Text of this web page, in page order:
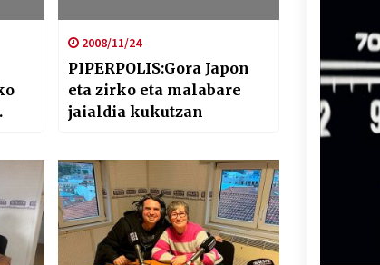
2008/11/24
PIPERPOLIS:Gora Japon
eta zirko eta malabare
jaialdia kukutzan